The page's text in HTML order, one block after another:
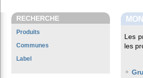
RECHERCHE
Produits
Communes
Label
Les
les